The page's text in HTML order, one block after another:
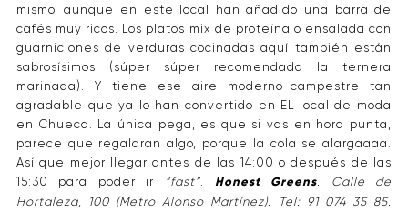
mismo, aunque en este local han añadido una barra de
cafés muy ricos. Los platos mix de proteína o ensalada con
guarniciones de verduras cocinadas aquí también están
sabrosísimos (súper súper recomendada la ternera
marinada). Y tiene ese aire moderno-campestre tan
agradable que ya lo han convertido en EL local de moda
en Chueca. La única pega, es que si vas en hora punta,
parece que regalaran algo, porque la cola se alargaaaa.
Así que mejor llegar antes de las 14:00 o después de las
15:30 para poder ir
“fast” Honest Greens . Calle de
Hortaleza, 100 (Metro Alonso Martínez). Tel: 91 074 35 85.